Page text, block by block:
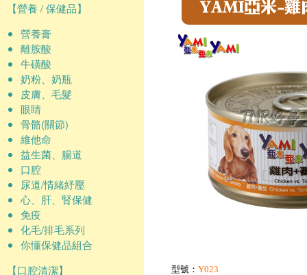
【營養 / 保健品】
營養膏
離胺酸
牛磺酸
奶粉、奶瓶
皮膚、毛髮
眼睛
骨骼(關節)
維他命
益生菌、腸道
口腔
尿道/情緒紓壓
心、肝、腎保健
免疫
化毛/排毛系列
你懂保健品組合
【口腔清潔】
型號： Y023